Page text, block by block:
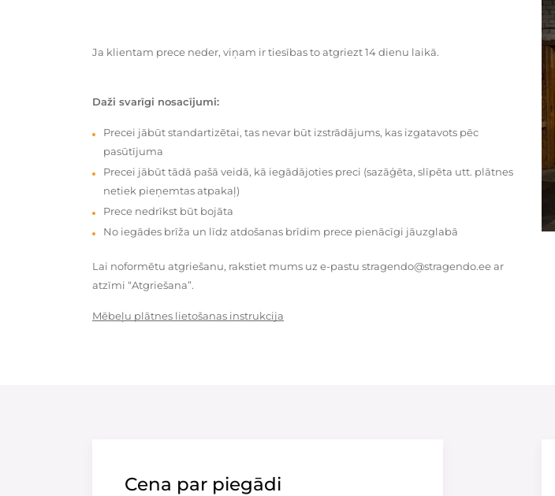
Ja klientam prece neder, viņam ir tiesības to atgriezt 14 dienu laikā.
Daži svarīgi nosacījumi:
Precei jābūt standartizētai, tas nevar būt izstrādājums, kas izgatavots pēc
pasūtījuma
Precei jābūt tādā pašā veidā, kā iegādājoties preci (sazāģēta, slīpēta utt. plātnes
netiek pieņemtas atpakaļ)
Prece nedrīkst būt bojāta
No iegādes brīža un līdz atdošanas brīdim prece pienācīgi jāuzglabā
Lai noformētu atgriešanu, rakstiet mums uz e-pastu stragendo@stragendo.ee ar
atzīmi “Atgriešana”.
Mēbeļu plātnes lietošanas instrukcija
Cena par piegādi